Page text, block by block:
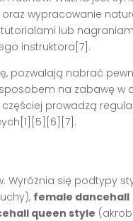
wypracowanie
tutorialami lub
instruktora[7].
pozwalają nabrać
na zabawę w
częściej prowadzą
Wyróżnia się podtypy
female dancehall
queen style